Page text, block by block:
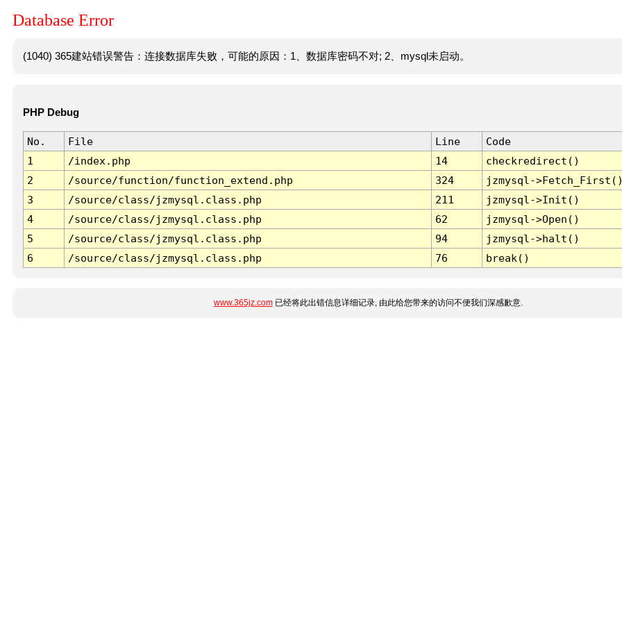
Database Error
(1040) 365建站错误警告：连接数据库失败，可能的原因：1、数据库密码不对; 2、mysql未启动。
PHP Debug
No. File Line
Code
1
/index.php 14
checkredirect()
2
/source/function/function_extend.php 324
jzmysql-
3
/source/class/jzmysql.class.php 211
jzmysql->Init()
4
/source/class/jzmysql.class.php 62
jzmysql->Open()
5
/source/class/jzmysql.class.php 94
jzmysql->halt()
6
/source/class/jzmysql.class.php 76 break()
www.365jz.com已经将此出错信息详细记录, 由此给您带来的访问不便我们深感歉意.